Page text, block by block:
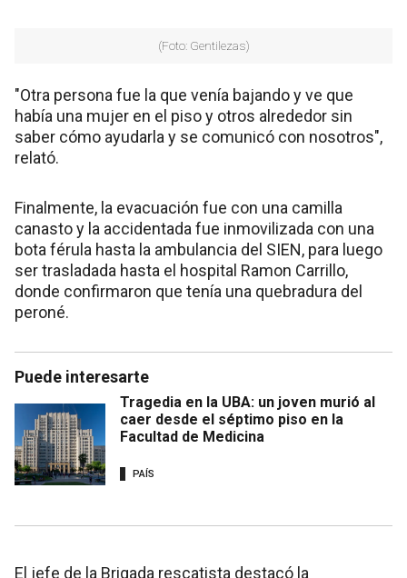
(Foto: Gentilezas)
"Otra persona fue la que venía bajando y ve que
había una mujer en el piso y otros alrededor sin
saber cómo ayudarla y se comunicó con nosotros",
relató.
Finalmente, la evacuación fue con una camilla
canasto y la accidentada fue inmovilizada con una
bota férula hasta la ambulancia del SIEN, para luego
ser trasladada hasta el hospital Ramon Carrillo,
donde confirmaron que tenía una quebradura del
peroné.
Puede interesarte
Tragedia en la UBA: un joven murió al
caer desde el séptimo piso en la
Facultad de Medicina
PAÍS
El jefe de la Brigada rescatista destacó la